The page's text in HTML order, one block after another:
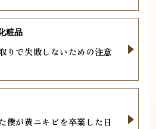
りで失敗しないための注意
粧品
僕が黄ニキビを卒業した日